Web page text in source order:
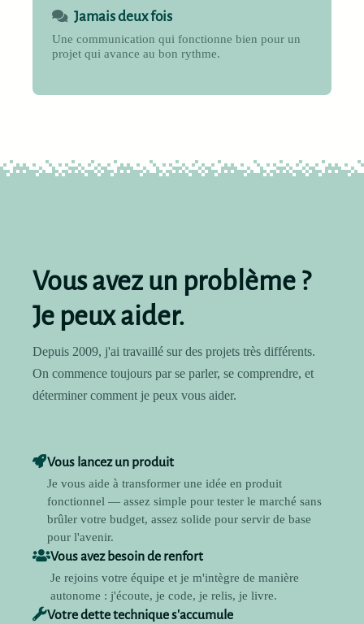
Jamais deux fois
Une communication qui fonctionne bien pour un
projet qui avance au bon rythme.
Vous avez un problème ?
Je peux aider.
Depuis 2009, j'ai travaillé sur des projets très différents.
On commence toujours par se parler, se comprendre, et
déterminer comment je peux vous aider.
Vous lancez un produit
Je vous aide à transformer une idée en produit
fonctionnel — assez simple pour tester le marché sans
brûler votre budget, assez solide pour servir de base
pour l'avenir.
Vous avez besoin de renfort
Je rejoins votre équipe et je m'intègre de manière
autonome : j'écoute, je code, je relis, je livre.
Votre dette technique s'accumule